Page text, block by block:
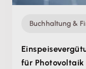
Buchhaltung &
für Photovoltaik